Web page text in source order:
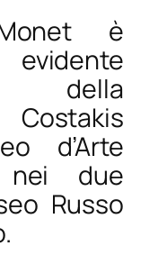
è
della
d’Arte
due
Russo